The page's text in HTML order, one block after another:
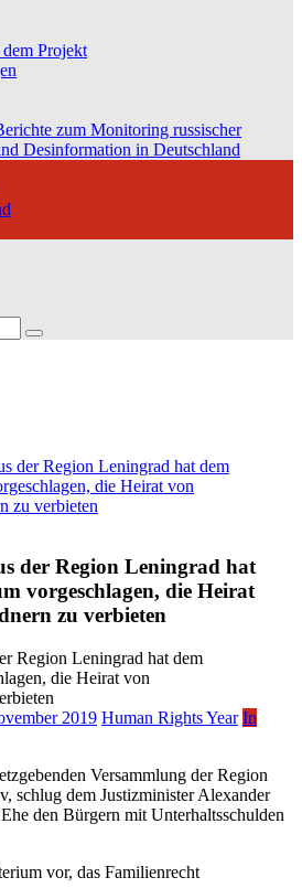
Projekt
zum Monitoring russischer
Desinformation in Deutschland
der Region Leningrad hat dem
die Heirat von
zu verbieten
der Region Leningrad hat
vorgeschlagen, die Heirat
zu verbieten
2019 Human Rights Year In
Versammlung der Region
schlug dem Justizminister Alexander
den Bürgern mit Unterhaltsschulden
vor, das Familienrecht